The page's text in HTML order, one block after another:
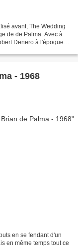
avant, The Wedding
de de Palma. Avec à
Denero à l'époque),
- 1968
en se fendant d'un
en même temps tout ce